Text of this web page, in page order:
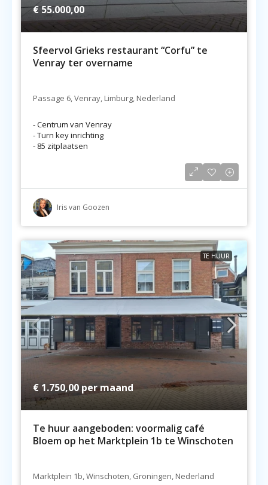
€ 55.000,00
Sfeervol Grieks restaurant “Corfu” te
Venray ter overname
Passage 6, Venray, Limburg, Nederland
- Centrum van Venray
- Turn key inrichting
- 85 zitplaatsen
Iris van Goozen
TE HUUR
€ 1.750,00 per maand
Te huur aangeboden: voormalig café
Bloem op het Marktplein 1b te Winschoten
Marktplein 1b, Winschoten, Groningen, Nederland